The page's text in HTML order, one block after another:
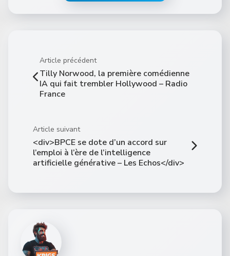
Article précédent
Tilly Norwood, la première comédienne
IA qui fait trembler Hollywood – Radio
France
Article suivant
<div>BPCE se dote d’un accord sur
l’emploi à l’ère de l’intelligence
artificielle générative – Les Echos</div>